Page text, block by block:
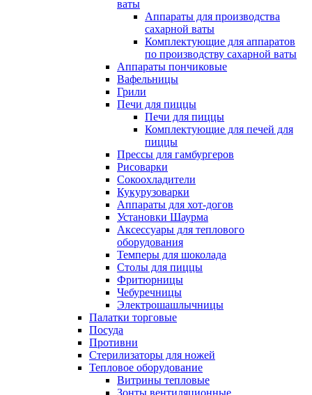
ваты
Аппараты для производства
сахарной ваты
Комплектующие для аппаратов
по производству сахарной ваты
Аппараты пончиковые
Вафельницы
Грили
Печи для пиццы
Печи для пиццы
Комплектующие для печей для
пиццы
Прессы для гамбургеров
Рисоварки
Сокоохладители
Кукурузоварки
Аппараты для хот-догов
Установки Шаурма
Аксессуары для теплового
оборудования
Темперы для шоколада
Столы для пиццы
Фритюрницы
Чебуречницы
Электрошашлычницы
Палатки торговые
Посуда
Противни
Стерилизаторы для ножей
Тепловое оборудование
Витрины тепловые
Зонты вентиляционные